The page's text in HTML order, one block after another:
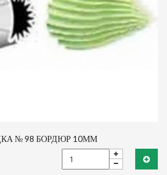
№ 98 БОРДЮР 10ММ